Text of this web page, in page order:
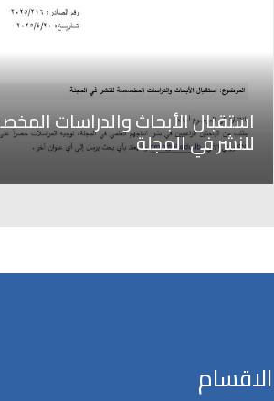
استقبال الأبحاث والدراسات
للنشر في المجلة
الاقسام